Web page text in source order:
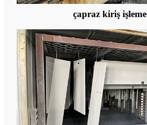
çapraz kiriş işleme